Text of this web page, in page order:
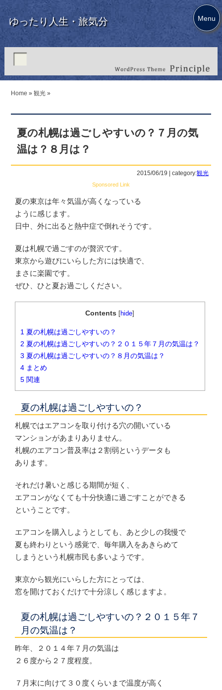
ゆったり人生・旅気分
Home » 観光 »
夏の札幌は過ごしやすいの？７月の気
温は？８月は？
2015/06/19 | category:観光
Sponsored Link
夏の東京は年々気温が高くなっている
ように感じます。
日中、外に出ると熱中症で倒れそうです。
夏は札幌で過ごすのが贅沢です。
東京から遊びにいらした方には快適で、
まさに楽園です。
ぜひ、ひと夏お過ごしください。
Contents [hide]
1 夏の札幌は過ごしやすいの？
2 夏の札幌は過ごしやすいの？２０１５年７月の気温は？
3 夏の札幌は過ごしやすいの？８月の気温は？
4まとめ
5関連
夏の札幌は過ごしやすいの？
札幌ではエアコンを取り付ける穴の開いている
マンションがあまりありません。
札幌のエアコン普及率は２割弱というデータも
あります。
それだけ暑いと感じる期間が短く、
エアコンがなくても十分快適に過ごすことができる
ということです。
エアコンを購入しようとしても、あと少しの我慢で
夏も終わりという感覚で、毎年購入をあきらめて
しまうという札幌市民も多いようです。
東京から観光にいらした方にとっては、
窓を開けておくだけで十分涼しく感じますよ。
夏の札幌は過ごしやすいの？２０１５年７
月の気温は？
昨年、２０１４年７月の気温は
２６度から２７度程度。
７月末に向けて３０度くらいまで温度が高く
Menu